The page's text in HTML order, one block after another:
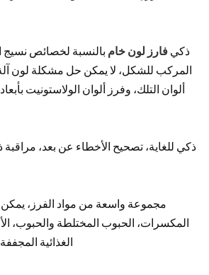
4. ذكي فارز لون خام بالنسبة لخصائص نسيج
المركب للشكل، لا يمكن حل مشكلة لون آلة
ألوان التلك، وفرز ألوان الولاستونيت
المكسرات، الحبوب المختلطة والحبوب،
الغذائية